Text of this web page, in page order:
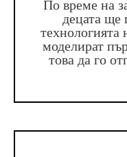
По време на
децата ще
технологията
моделират
това да го